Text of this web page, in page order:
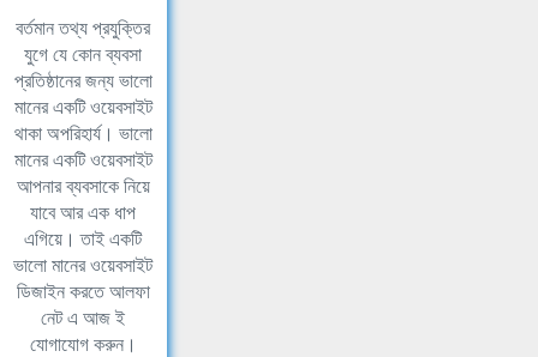
বর্তমান তথ্য প্রযুক্তির
যুগে যে কোন ব্যবসা
প্রতিষ্ঠানের জন্য ভালো
মানের একটি ওয়েবসাইট
থাকা অপরিহার্য। ভালো
মানের একটি ওয়েবসাইট
আপনার ব্যবসাকে নিয়ে
যাবে আর এক ধাপ
এগিয়ে। তাই একটি
ভালো মানের ওয়েবসাইট
ডিজাইন করতে আলফা
নেট এ আজ ই
যোগাযোগ করুন।